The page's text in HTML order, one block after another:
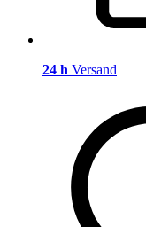
24 h Versand